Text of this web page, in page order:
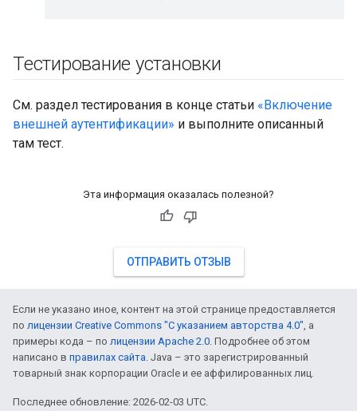
Тестирование установки
См. раздел тестирования в конце статьи «Включение
внешней аутентификации» и выполните описанный
там тест.
Эта информация оказалась полезной?
ОТПРАВИТЬ ОТЗЫВ
Если не указано иное, контент на этой странице предоставляется
по лицензии Creative Commons "С указанием авторства 4.0", а
примеры кода – по лицензии Apache 2.0. Подробнее об этом
написано в правилах сайта. Java – это зарегистрированный
товарный знак корпорации Oracle и ее аффилированных лиц.
Последнее обновление: 2026-02-03 UTC.